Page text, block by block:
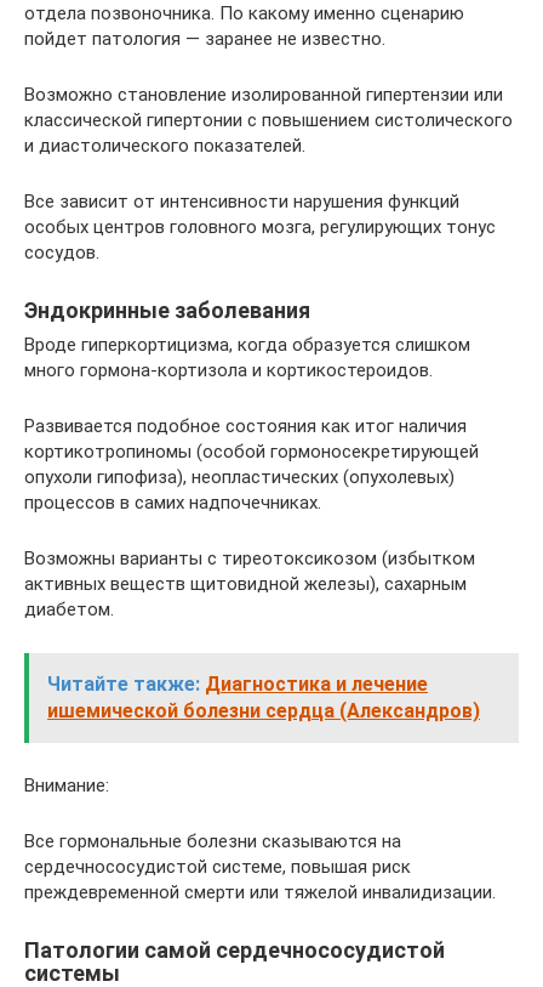
отдела позвоночника. По какому именно сценарию
пойдет патология — заранее не известно.
Возможно становление изолированной гипертензии или
классической гипертонии с повышением систолического
и диастолического показателей.
Все зависит от интенсивности нарушения функций
особых центров головного мозга, регулирующих тонус
сосудов.
Эндокринные заболевания
Вроде гиперкортицизма, когда образуется слишком
много гормона-кортизола и кортикостероидов.
Развивается подобное состояния как итог наличия
кортикотропиномы (особой гормоносекретирующей
опухоли гипофиза), неопластических (опухолевых)
процессов в самих надпочечниках.
Возможны варианты с тиреотоксикозом (избытком
активных веществ щитовидной железы), сахарным
диабетом.
Читайте также: Диагностика и лечение
ишемической болезни сердца (Александров)
Внимание:
Все гормональные болезни сказываются на
сердечнососудистой системе, повышая риск
преждевременной смерти или тяжелой инвалидизации.
Патологии самой сердечнососудистой
системы